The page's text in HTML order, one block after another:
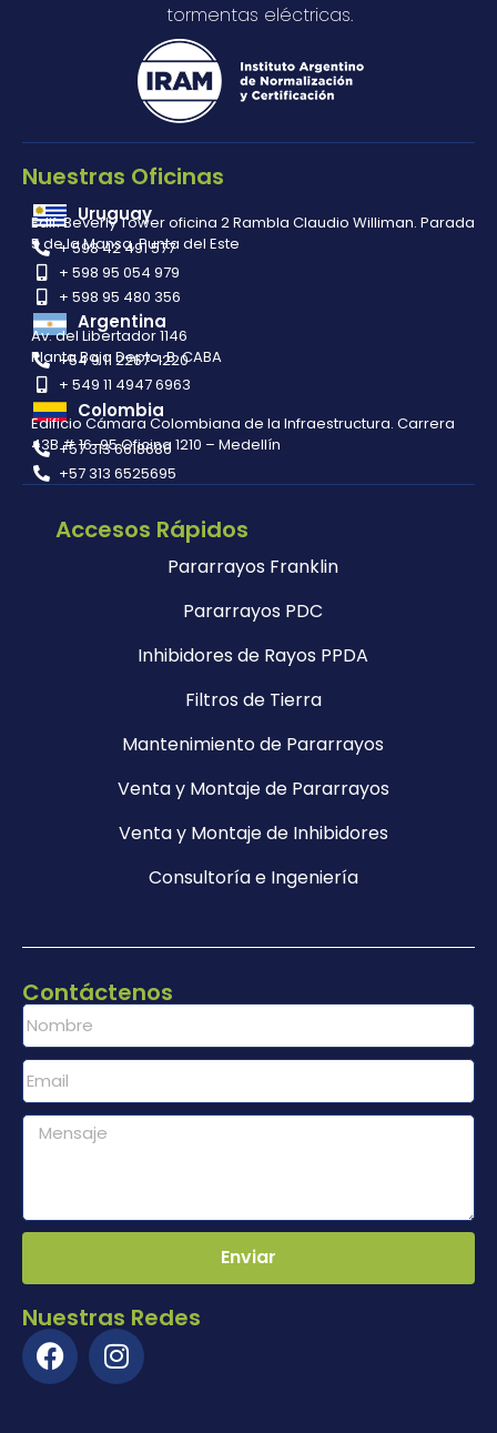
tormentas eléctricas.
Nuestras Oficinas
Uruguay
Edif. Beverly Tower oficina 2 Rambla Claudio Williman. Parada
5 de la Mansa, Punta del Este
+ 598 42 491 577
+ 598 95 054 979
+ 598 95 480 356
Argentina
Av. del Libertador 1146
Planta Baja Depto. B. CABA
+54 9 11 2267-1220
+ 549 11 4947 6963
Colombia
Edificio Cámara Colombiana de la Infraestructura. Carrera
43B # 16-95 Oficina 1210 – Medellín
+57 313 6618686
+57 313 6525695
Accesos Rápidos
Pararrayos Franklin
Pararrayos PDC
Inhibidores de Rayos PPDA
Filtros de Tierra
Mantenimiento de Pararrayos
Venta y Montaje de Pararrayos
Venta y Montaje de Inhibidores
Consultoría e Ingeniería
Contáctenos
Enviar
Nuestras Redes